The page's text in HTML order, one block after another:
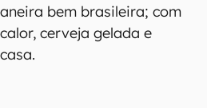
bem brasileira; com
cerveja gelada e